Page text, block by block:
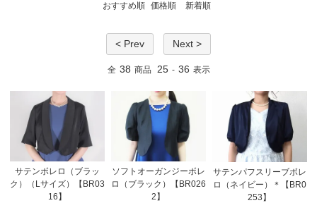
おすすめ順 価格順 新着順
< Prev Next >
全 38 商品 25 - 36 表示
サテンボレロ（ブラッ
ク）（Lサイズ）【BR03
16】
ソフトオーガンジーボレ
ロ（ブラック）【BR026
2】
サテンパフスリーブボレ
ロ（ネイビー）＊【BR0
253】